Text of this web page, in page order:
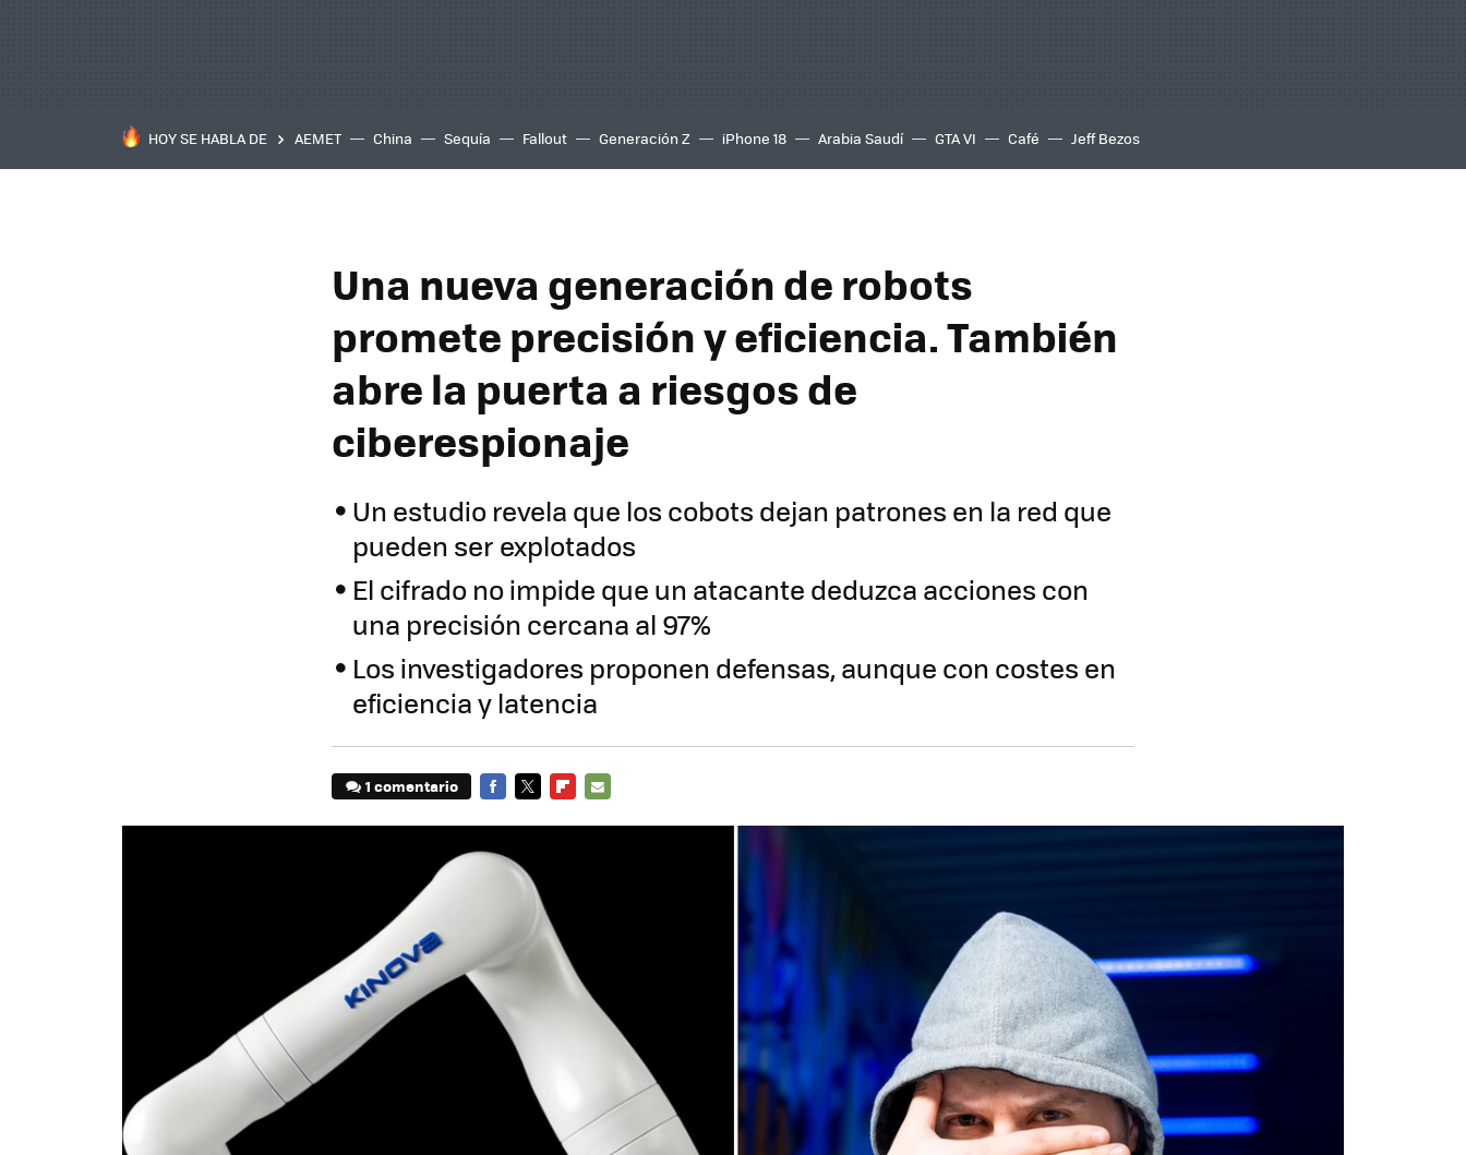
HOY SE HABLA DE AEMET China Sequía Fallout Generación Z iPhone 18 Arabia Saudí GTA VI Café Jeff Bezos
Una nueva generación de robots
promete precisión y eficiencia. También
abre la puerta a riesgos de
ciberespionaje
Un estudio revela que los cobots dejan patrones en la red que
pueden ser explotados
El cifrado no impide que un atacante deduzca acciones con
una precisión cercana al 97%
Los investigadores proponen defensas, aunque con costes en
eficiencia y latencia
1 comentario